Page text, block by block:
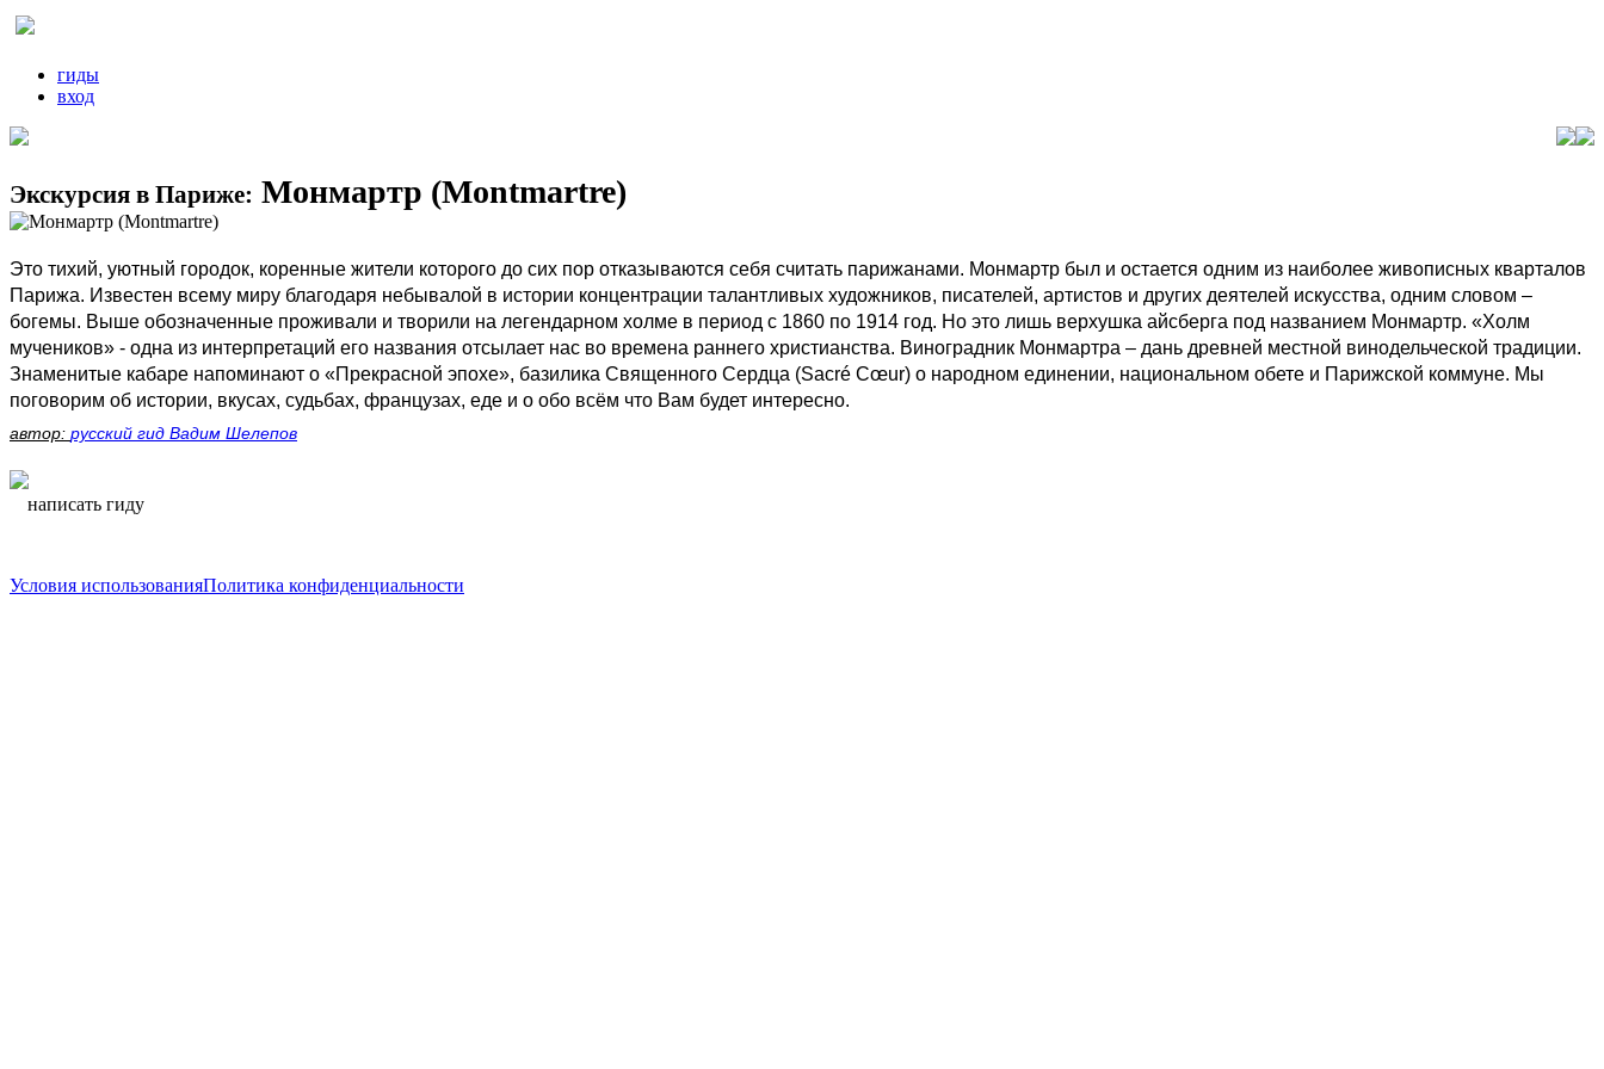
гиды
вход
Экскурсия в Париже: Монмартр (Montmartre)
Это тихий, уютный городок, коренные жители которого до сих пор отказываются себя считать парижанами. Монмартр был и остается одним из наиболее живописных кварталов
Парижа. Известен всему миру благодаря небывалой в истории концентрации талантливых художников, писателей, артистов и других деятелей искусства, одним словом –
богемы. Выше обозначенные проживали и творили на легендарном холме в период с 1860 по 1914 год. Но это лишь верхушка айсберга под названием Монмартр. «Холм
мучеников» - одна из интерпретаций его названия отсылает нас во времена раннего христианства. Виноградник Монмартра – дань древней местной винодельческой традиции.
Знаменитые кабаре напоминают о «Прекрасной эпохе», базилика Священного Сердца (Sacré Cœur) о народном единении, национальном обете и Парижской коммуне. Мы
поговорим об истории, вкусах, судьбах, французах, еде и о обо всём что Вам будет интересно.
автор: русский гид Вадим Шелепов
написать гиду
Условия использованияПолитика конфиденциальности